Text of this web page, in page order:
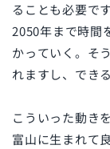
ることも必要です
2050年まで時間
かっていく。そ
れますし、でき
こういった動き
富山に生まれて